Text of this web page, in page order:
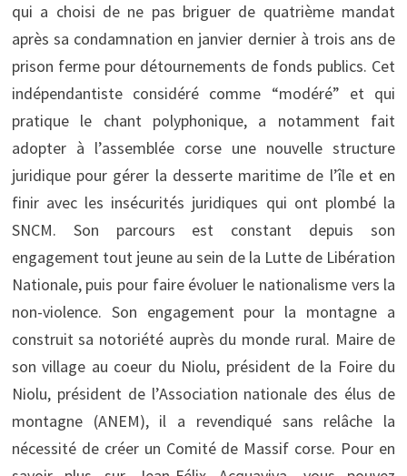
qui a choisi de ne pas briguer de quatrième mandat
après sa condamnation en janvier dernier à trois ans de
prison ferme pour détournements de fonds publics. Cet
indépendantiste considéré comme “modéré” et qui
pratique le chant polyphonique, a notamment fait
adopter à l’assemblée corse une nouvelle structure
juridique pour gérer la desserte maritime de l’île et en
finir avec les insécurités juridiques qui ont plombé la
SNCM. Son parcours est constant depuis son
engagement tout jeune au sein de la Lutte de Libération
Nationale, puis pour faire évoluer le nationalisme vers la
non-violence. Son engagement pour la montagne a
construit sa notoriété auprès du monde rural. Maire de
son village au coeur du Niolu, président de la Foire du
Niolu, président de l’Association nationale des élus de
montagne (ANEM), il a revendiqué sans relâche la
nécessité de créer un Comité de Massif corse. Pour en